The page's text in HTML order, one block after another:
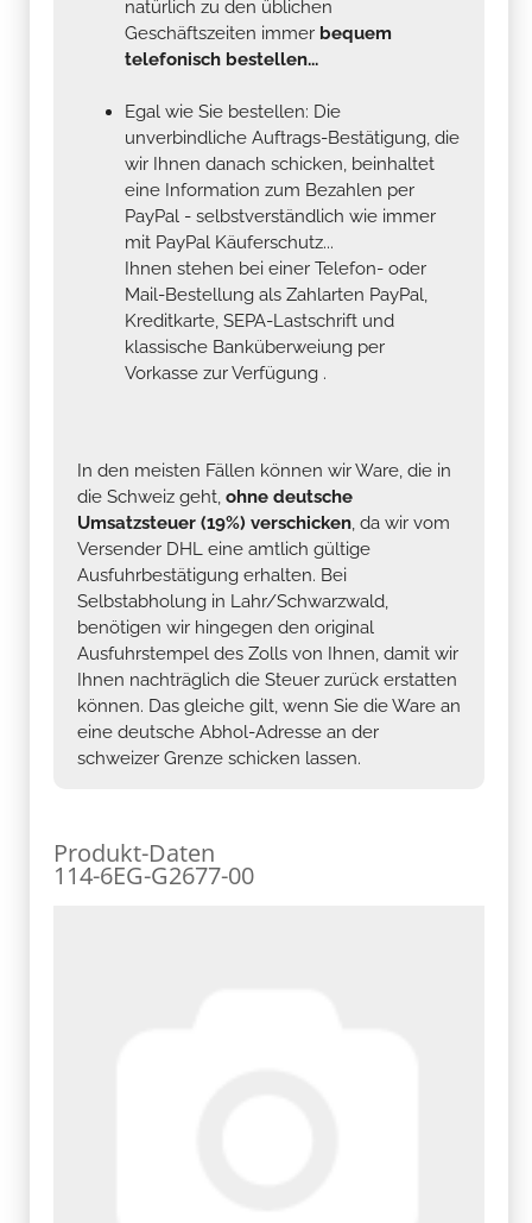
natürlich zu den üblichen
Geschäftszeiten immer bequem
telefonisch bestellen...
Egal wie Sie bestellen: Die
unverbindliche Auftrags-Bestätigung, die
wir Ihnen danach schicken, beinhaltet
eine Information zum Bezahlen per
PayPal - selbstverständlich wie immer
mit PayPal Käuferschutz...
Ihnen stehen bei einer Telefon- oder
Mail-Bestellung als Zahlarten PayPal,
Kreditkarte, SEPA-Lastschrift und
klassische Banküberweiung per
Vorkasse zur Verfügung .
In den meisten Fällen können wir Ware, die in
die Schweiz geht, ohne deutsche
Umsatzsteuer (19%) verschicken, da wir vom
Versender DHL eine amtlich gültige
Ausfuhrbestätigung erhalten. Bei
Selbstabholung in Lahr/Schwarzwald,
benötigen wir hingegen den original
Ausfuhrstempel des Zolls von Ihnen, damit wir
Ihnen nachträglich die Steuer zurück erstatten
können. Das gleiche gilt, wenn Sie die Ware an
eine deutsche Abhol-Adresse an der
schweizer Grenze schicken lassen.
Produkt-Daten
114-6EG-G2677-00